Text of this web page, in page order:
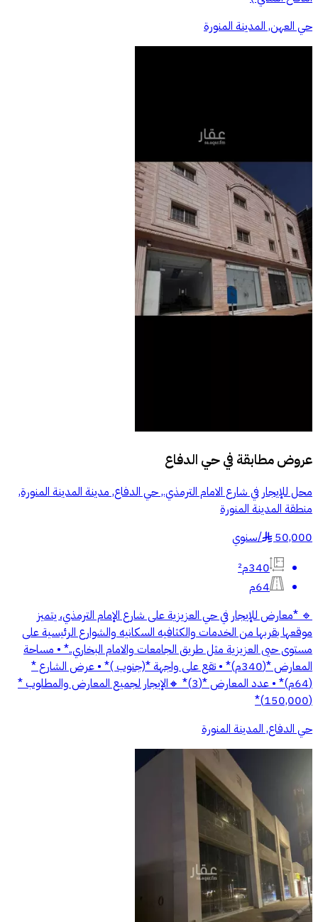
حي العهن, المدينة المنورة
عروض مطابقة فيحي الدفاع
محل للإيجار في شارع الامام الترمذي., حي الدفاع, مدينة المدينة المنورة,
منطقة المدينة المنورة
50,000
§
/سنوي
340م²
64م
🔹 *معارض للإيجار في حي العزيزية على شارع الإمام الترمذي، يتميز
موقعها بقربها من الخدمات والكثافيه السكانيه والشوارع الرئيسية على
مستوى حيى العزيزية مثل طريق الجامعات والامام البخاري..* • مساحة
المعارض *(340م)* • تقع على واجهة *(جنوب )* • عرض الشارع *
(64م)* • ⁠عدد المعارض *(3)* 🔸الإيجار لجميع المعارض والمطلوب *
(150,000)*
حي الدفاع, المدينة المنورة